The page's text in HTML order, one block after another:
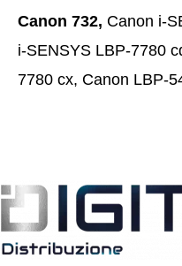
Canon 732, Canon i-
i-SENSYS LBP-7780
7780 cx, Canon LBP-